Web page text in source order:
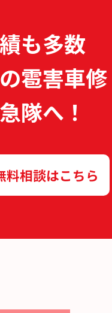
も多数
雹害車修
隊へ！
料相談はこちら